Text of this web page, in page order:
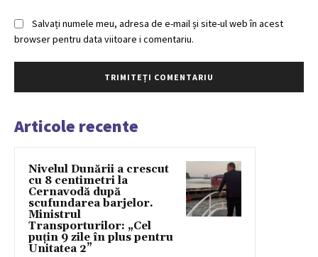
Salvați numele meu, adresa de e-mail și site-ul web în acest
browser pentru data viitoare i comentariu.
Articole recente
Nivelul Dunării a crescut
cu 8 centimetri la
Cernavodă după
scufundarea barjelor.
Ministrul
Transporturilor: „Cel
puțin 9 zile în plus pentru
Unitatea 2”